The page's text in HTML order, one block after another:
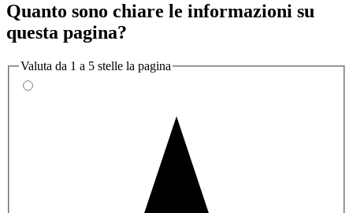
Quanto sono chiare le informazioni su
questa pagina?
Valuta da 1 a 5 stelle la pagina